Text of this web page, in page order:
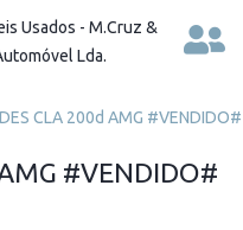
CLA 200d AMG #VENDIDO#
#VENDIDO#